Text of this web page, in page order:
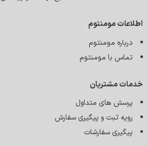
می‌کند بدون محدودیت، تمرینات خود را با
استفاده از برش‌های دقیق برای تهویه بهتر
دارای سوراخ‌های تهویه با برش‌های لیزری
طول فعالیت‌های ورزشی حفظ می‌کند
این ویژگی‌ها در کنار طراحی مدرن و جذاب،
مجموعه را به گزینه‌ای ایده‌آل برای ورزشکاران
اندام تبدیل کرده است
اطلاعات مومنتوم
درباره مومنتوم
تماس با مومنتوم
خدمات مشتریان
پرسش های متداول
رویه ثبت و پیگیری سفارش
پیگیری سفارشات